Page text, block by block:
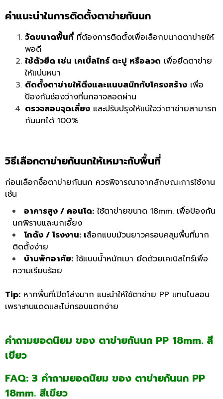
คำแนะนำในการติดตั้งตาข่ายกันนก
วัดขนาดพื้นที่ ที่ต้องการติดตั้งเพื่อเลือกขนาดตาข่ายให้
พอดี
ใช้ตัวยึด เช่น เคเบิ้ลไทร์ ตะปู หรือลวด เพื่อยึดตาข่าย
ให้แน่นหนา
ติดตั้งตาข่ายให้ตึงและแนบสนิทกับโครงสร้าง เพื่อ
ป้องกันช่องว่างที่นกอาจลอดผ่าน
ตรวจสอบจุดเสี่ยง และปรับปรุงให้แน่ใจว่าตาข่ายสามารถ
กันนกได้ 100%
วิธีเลือกตาข่ายกันนกให้เหมาะกับพื้นที่
ก่อนเลือกซื้อตาข่ายกันนก ควรพิจารณาจากลักษณะการใช้งาน
เช่น
อาคารสูง / คอนโด: ใช้ตาข่ายขนาด 18mm. เพื่อป้องกัน
นกพิราบและนกเอี้ยง
โกดัง / โรงงาน: เลือกแบบม้วนยาวครอบคลุมพื้นที่มาก
ติดตั้งง่าย
บ้านพักอาศัย: ใช้แบบน้ำหนักเบา ยึดด้วยเคเบิลไทร์เพื่อ
ความเรียบร้อย
Tip: หากพื้นที่เปิดโล่งมาก แนะนำให้ใช้ตาข่าย PP แทนไนลอน
เพราะทนแดดและไม่กรอบแตกง่าย
คำถามยอดนิยม ของ ตาข่ายกันนก PP 18mm. สี
เขียว
FAQ: 3 คำถามยอดนิยม ของ ตาข่ายกันนก PP
18mm. สีเขียว